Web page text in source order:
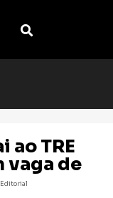
ao TRE
vaga de
Editorial